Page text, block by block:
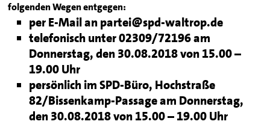
folgenden Wegen entgegen:
per E-Mail an partei@spd-waltrop.de
telefonisch unter 02309/72196 am
Donnerstag, den 30.08.2018 von 15.00 –
19.00 Uhr
persönlich im SPD-Büro, Hochstraße
82/Bissenkamp-Passage am Donnerstag,
den 30.08.2018 von 15.00 – 19.00 Uhr